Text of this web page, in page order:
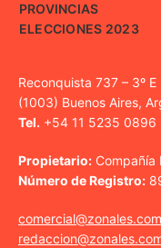
PROVINCIAS
ELECCIONES 2023
Reconquista 737 – 3º E
(1003) Buenos Aires,
Tel. +54 11 5235 0896
Propietario: Compañía
Número de Registro:
comercial@zonales.com